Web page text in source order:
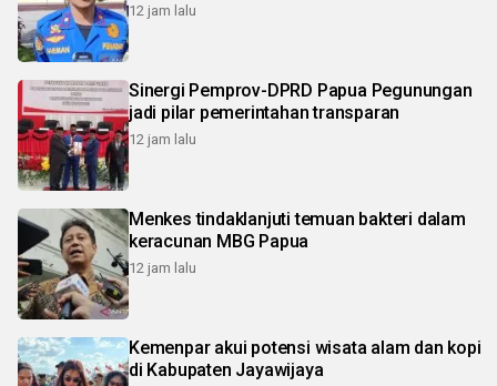
12 jam lalu
Sinergi Pemprov-DPRD Papua Pegunungan
jadi pilar pemerintahan transparan
12 jam lalu
Menkes tindaklanjuti temuan bakteri dalam
keracunan MBG Papua
12 jam lalu
Kemenpar akui potensi wisata alam dan kopi
di Kabupaten Jayawijaya